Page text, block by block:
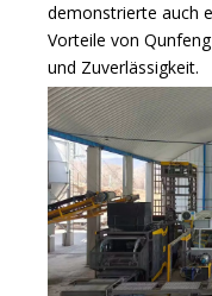
demonstrierte auch
Vorteile von
und Zuverlässigkeit.